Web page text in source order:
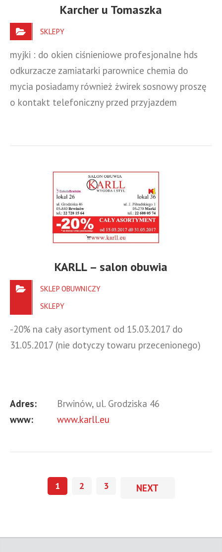
Karcher u Tomaszka
SKLEPY
myjki : do okien ciśnieniowe profesjonalne hds
odkurzacze zamiatarki parownice chemia do
mycia posiadamy również żwirek sosnowy proszę
o kontakt telefoniczny przed przyjazdem
KARLL – salon obuwia
SKLEP OBUWNICZY
SKLEPY
-20% na cały asortyment od 15.03.2017 do
31.05.2017 (nie dotyczy towaru przecenionego)
Adres:
Brwinów, ul. Grodziska 46
www:
www.karll.eu
1 2 3 NEXT